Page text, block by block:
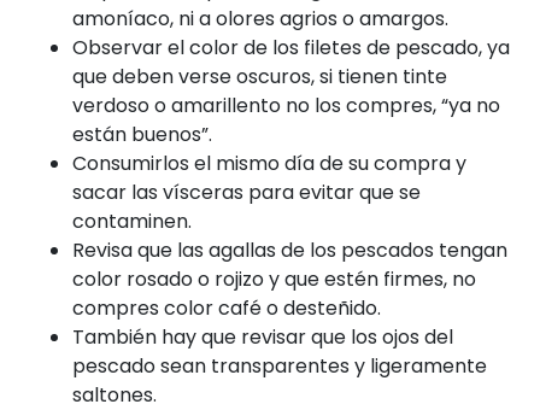
amoníaco, ni a olores agrios o amargos.
Observar el color de los filetes de pescado, ya
que deben verse oscuros, si tienen tinte
verdoso o amarillento no los compres, “ya no
están buenos”.
Consumirlos el mismo día de su compra y
sacar las vísceras para evitar que se
contaminen.
Revisa que las agallas de los pescados tengan
color rosado o rojizo y que estén firmes, no
compres color café o desteñido.
También hay que revisar que los ojos del
pescado sean transparentes y ligeramente
saltones.